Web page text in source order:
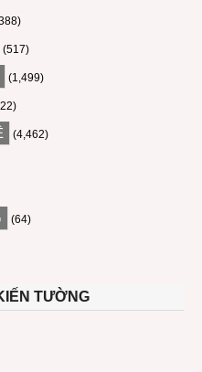
(517)
(1,499)
(4,462)
(64)
TƯỜNG